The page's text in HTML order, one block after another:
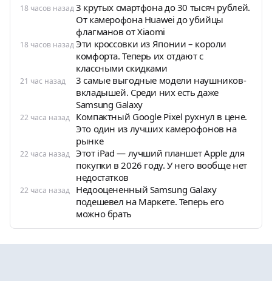
18 часов назад3 крутых смартфона до 30 тысяч рублей.
От камерофона Huawei до убийцы
флагманов от Xiaomi
18 часов назадЭти кроссовки из Японии – короли
комфорта. Теперь их отдают с
классными скидками
21 час назад
3 самые выгодные модели наушников-
вкладышей. Среди них есть даже
Samsung Galaxy
22 часа назад
Компактный Google Pixel рухнул в цене.
Это один из лучших камерофонов на
рынке
22 часа назад Этот iPad — лучший планшет Apple для
покупки в 2026 году. У него вообще нет
недостатков
22 часа назад
Недооцененный Samsung Galaxy
подешевел на Маркете. Теперь его
можно брать